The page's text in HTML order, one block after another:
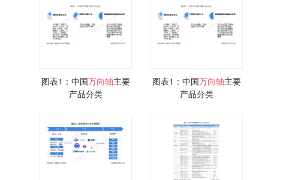
图表1：中国万向轴主要
产品分类
图表1：中国万向轴主要
产品分类